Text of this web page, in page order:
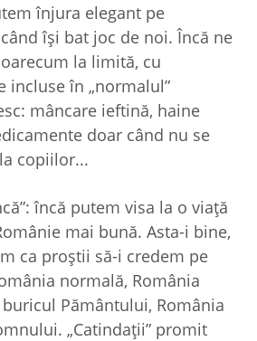
înjura elegant pe
îşi bat joc de noi. Încă ne
la limită, cu
incluse în „normalul”
mâncare ieftină, haine
doar când nu se
copiilor...
încă putem visa la o viaţă
mai bună. Asta-i bine,
ca proştii să-i credem pe
normală, România
Pământului, România
„Catindaţii” promit